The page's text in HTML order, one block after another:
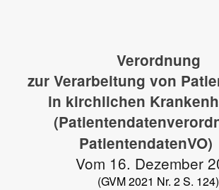
Verordnung
zur Verarbeitung von
in kirchlichen
PatientendatenVO)
Vom 16. Dezember
(GVM 2021 Nr. 2 S. 124)